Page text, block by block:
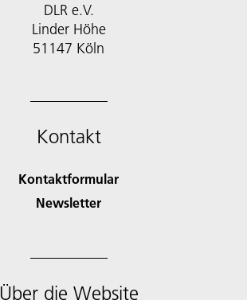
DLR e.V.
Linder Höhe
51147 Köln
Kontakt
Kontaktformular
Newsletter
Über die Website